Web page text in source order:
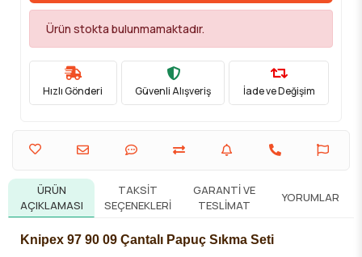
Ürün stokta bulunmamaktadır.
Hızlı Gönderi Güvenli Alışveriş İade ve Değişim
ÜRÜN
AÇIKLAMASI
TAKSIT
SEÇENEKLERI
GARANTI VE
TESLIMAT
YORUMLAR
Knipex 97 90 09 Çantalı Papuç Sıkma Seti